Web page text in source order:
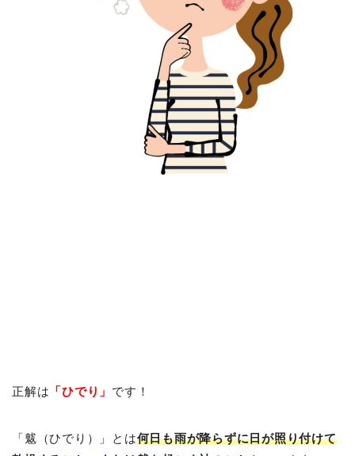
正解は 「ひでり」 です！
「魃（ひでり）」とは何日も雨が降らずに日が照り付けて